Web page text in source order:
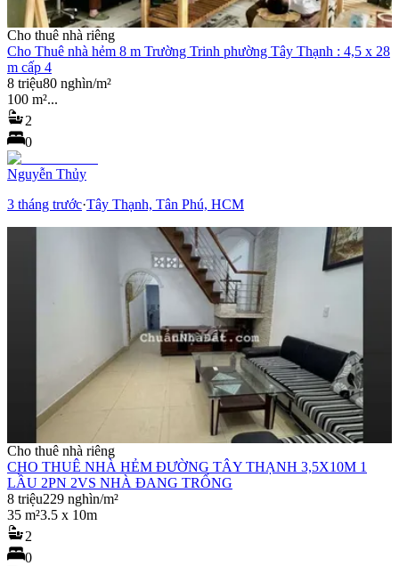
Cho thuê nhà riêng
Cho Thuê nhà hẻm 8 m Trường Trinh phường Tây Thạnh : 4,5 x 28
m cấp 4
8 triệu80 nghìn/m²
100 m²...
2
0
Nguyễn Thủy
3 tháng trước·Tây Thạnh, Tân Phú, HCM
Cho thuê nhà riêng
CHO THUÊ NHÀ HẺM ĐƯỜNG TÂY THẠNH 3,5X10M 1
LẦU 2PN 2VS NHÀ ĐANG TRỐNG
8 triệu229 nghìn/m²
35 m²3.5 x 10m
2
0